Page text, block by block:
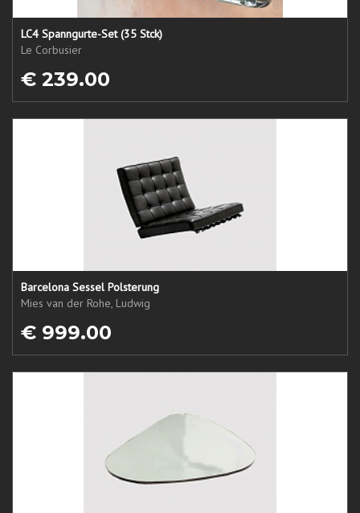
LC4 Spanngurte-Set (35 Stck)
Le Corbusier
€ 239.00
Barcelona Sessel Polsterung
Mies van der Rohe, Ludwig
€ 999.00